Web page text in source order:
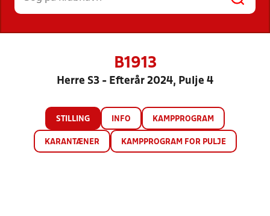
B1913
Herre S3 - Efterår 2024, Pulje 4
STILLING INFO KAMPPROGRAM
KARANTÆNER KAMPPROGRAM FOR PULJE